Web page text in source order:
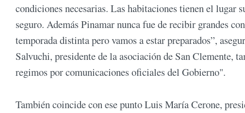
condiciones necesarias. Las habitaciones tienen el lugar
seguro. Además Pinamar nunca fue de recibir grandes
temporada distinta pero vamos a estar preparados”,
Salvuchi, presidente de la asociación de San Clemente,
regimos por comunicaciones oficiales del Gobierno".
También coincide con ese punto Luis María Cerone,